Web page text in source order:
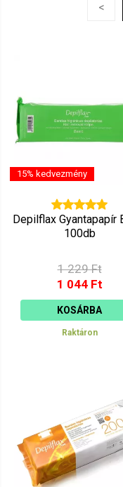
<
15% kedvezmény
Depilflax Gyantapapír
100db
1 229 Ft
1 044 Ft
KOSÁRBA
Raktáron